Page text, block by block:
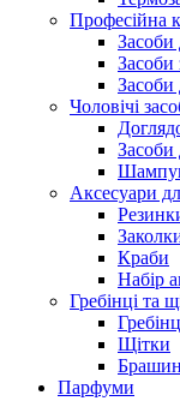
Професійна
Засоби
Засоби
Засоби
Чоловічі
Засоби
Аксесуари
Краби
Набір
Гребінці та
Щітки
Парфуми